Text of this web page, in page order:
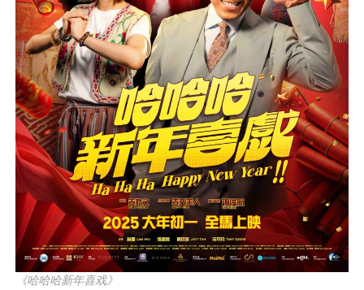
《哈哈哈新年喜戏》